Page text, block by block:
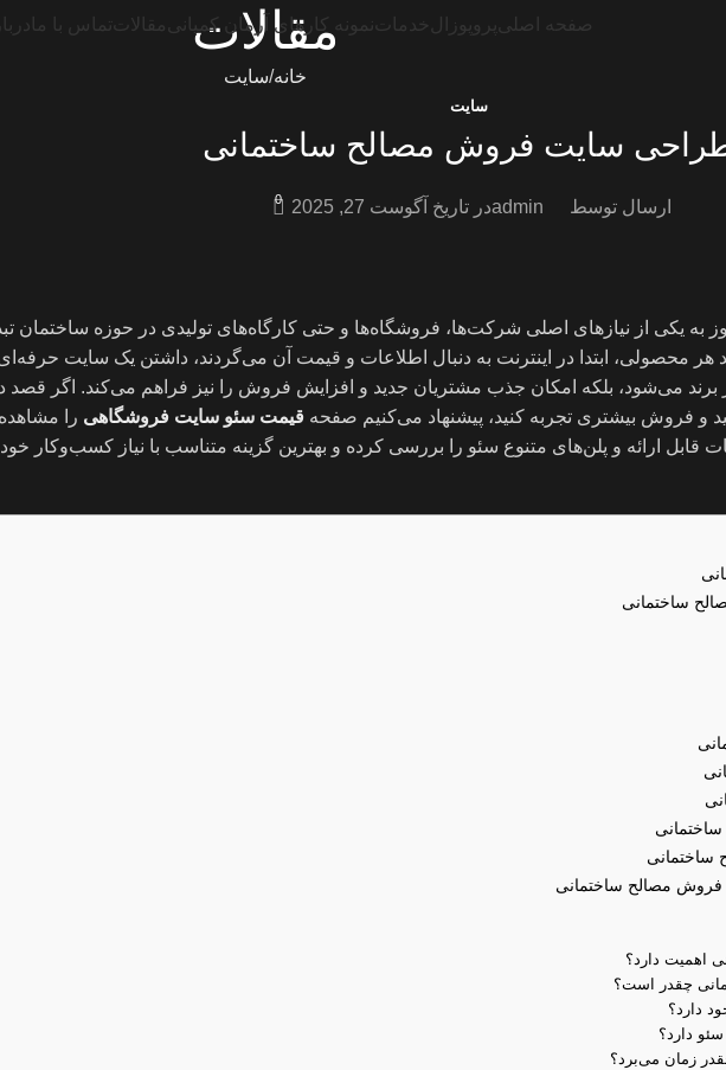
صفحه اصلی پروپوزال خدماتنمونه کارهای آرمان کمپانی مقالاتتماس با ما مقالات
خانه سایت
سایت
سایت فروش مصالح ساختمانی
ارسال توسط adminدر تاریخ آگوست 27, 2025 0
یکی از نیازهای اصلی شرکت‌ها، فروشگاه‌ها و حتی کارگاه‌های تولیدی در حوزه ساختمان
هر محصولی، ابتدا در اینترنت به دنبال اطلاعات و قیمت آن می‌گردند، داشتن یک سایت
برند می‌شود، بلکه امکان جذب مشتریان جدید و افزایش فروش را نیز فراهم می‌کند. اگر قصد
و فروش بیشتری تجربه کنید، پیشنهاد می‌کنیم صفحه قیمت سئو سایت فروشگاهی را
قابل ارائه و پلن‌های متنوع سئو را بررسی کرده و بهترین گزینه متناسب با نیاز کسب‌وکار خود
ساختمانی
ساختمانی
مصالح ساختمانی